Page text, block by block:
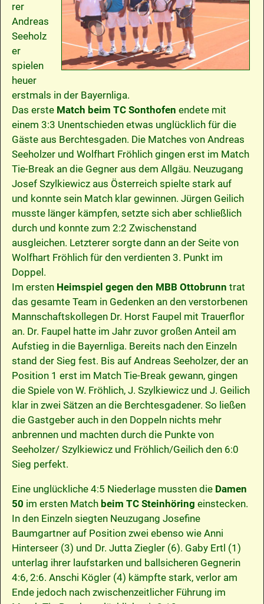
rer
Andreas
Seeholz
er
spielen
heuer
erstmals in der Bayernliga.
Das ersteMatch beim TC Sonthofen endete mit
einem 3:3 Unentschieden etwas unglücklich für die
Gäste aus Berchtesgaden. Die Matches von Andreas
Seeholzer und Wolfhart Fröhlich gingen erst im Match
Tie-Break an die Gegner aus dem Allgäu. Neuzugang
Josef Szylkiewicz aus Österreich spielte stark auf
und konnte sein Match klar gewinnen. Jürgen Geilich
musste länger kämpfen, setzte sich aber schließlich
durch und konnte zum 2:2 Zwischenstand
ausgleichen. Letzterer sorgte dann an der Seite von
Wolfhart Fröhlich für den verdienten 3. Punkt im
Doppel.
Im erstenHeimspiel gegen den MBB Ottobrunn trat
das gesamte Team in Gedenken an den verstorbenen
Mannschaftskollegen Dr. Horst Faupel mit Trauerflor
an. Dr. Faupel hatte im Jahr zuvor großen Anteil am
Aufstieg in die Bayernliga. Bereits nach den Einzeln
stand der Sieg fest. Bis auf Andreas Seeholzer, der an
Position 1 erst im Match Tie-Break gewann, gingen
die Spiele von W. Fröhlich, J. Szylkiewicz und J. Geilich
klar in zwei Sätzen an die Berchtesgadener. So ließen
die Gastgeber auch in den Doppeln nichts mehr
anbrennen und machten durch die Punkte von
Seeholzer/ Szylkiewicz und Fröhlich/Geilich den 6:0
Sieg perfekt.
Eine unglückliche 4:5 Niederlage mussten die Damen
50 im ersten Matchbeim TC Steinhöring einstecken.
In den Einzeln siegten Neuzugang Josefine
Baumgartner auf Position zwei ebenso wie Anni
Hinterseer (3) und Dr. Jutta Ziegler (6). Gaby Ertl (1)
unterlag ihrer laufstarken und ballsicheren Gegnerin
4:6, 2:6. Anschi Kögler (4) kämpfte stark, verlor am
Ende jedoch nach zwischenzeitlicher Führung im